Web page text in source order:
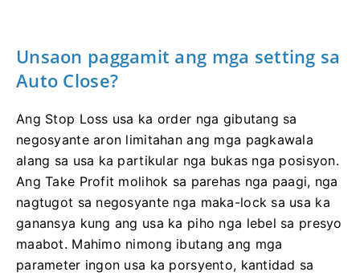
Unsaon paggamit ang mga setting sa
Auto Close?
Ang Stop Loss usa ka order nga gibutang sa
negosyante aron limitahan ang mga pagkawala
alang sa usa ka partikular nga bukas nga posisyon.
Ang Take Profit molihok sa parehas nga paagi, nga
nagtugot sa negosyante nga maka-lock sa usa ka
ganansya kung ang usa ka piho nga lebel sa presyo
maabot. Mahimo nimong ibutang ang mga
parameter ingon usa ka porsyento, kantidad sa